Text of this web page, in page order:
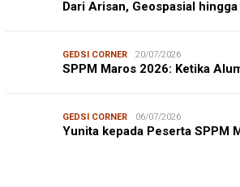
Dari Arisan, Geospasial
GEDSI CORNER 20/07/2026
SPPM Maros 2026: Ketika
GEDSI CORNER 06/07/2026
Yunita kepada Peserta SPPM